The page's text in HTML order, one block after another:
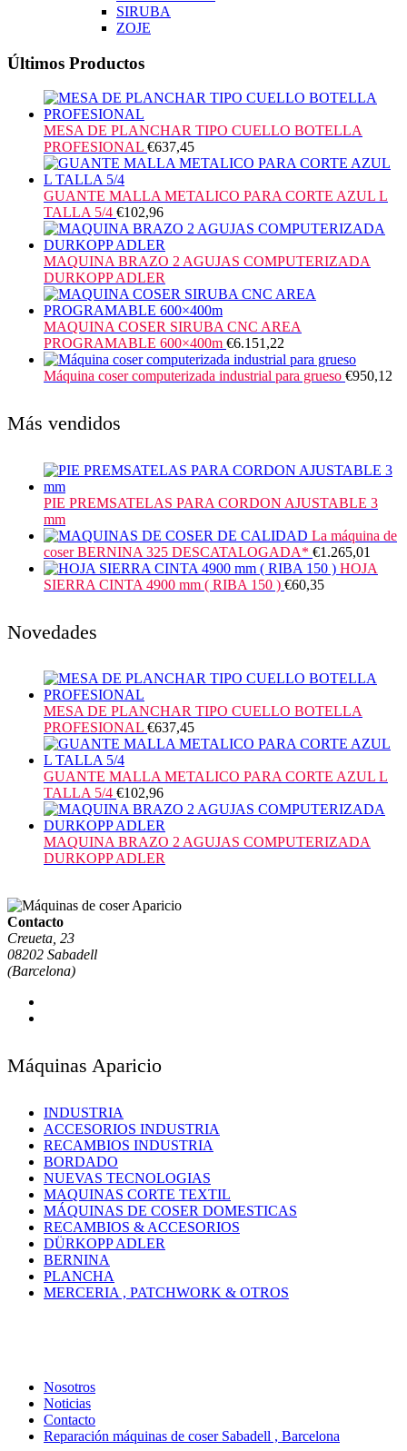
SIRUBA
ZOJE
Últimos Productos
MESA DE PLANCHAR TIPO CUELLO BOTELLA
PROFESIONAL €637,45
GUANTE MALLA METALICO PARA CORTE AZUL L
TALLA 5/4 €102,96
MAQUINA BRAZO 2 AGUJAS COMPUTERIZADA
DURKOPP ADLER
MAQUINA COSER SIRUBA CNC AREA
PROGRAMABLE 600×400m €6.151,22
Máquina coser computerizada industrial para grueso €950,12
Más vendidos
PIE PREMSATELAS PARA CORDON AJUSTABLE 3
mm
La máquina de
coser BERNINA 325 DESCATALOGADA* €1.265,01
HOJA
SIERRA CINTA 4900 mm ( RIBA 150 ) €60,35
Novedades
MESA DE PLANCHAR TIPO CUELLO BOTELLA
PROFESIONAL €637,45
GUANTE MALLA METALICO PARA CORTE AZUL L
TALLA 5/4 €102,96
MAQUINA BRAZO 2 AGUJAS COMPUTERIZADA
DURKOPP ADLER
Contacto
Creueta, 23
08202 Sabadell
(Barcelona)
Máquinas Aparicio
INDUSTRIA
ACCESORIOS INDUSTRIA
RECAMBIOS INDUSTRIA
BORDADO
NUEVAS TECNOLOGIAS
MAQUINAS CORTE TEXTIL
MÁQUINAS DE COSER DOMESTICAS
RECAMBIOS & ACCESORIOS
DÜRKOPP ADLER
BERNINA
PLANCHA
MERCERIA , PATCHWORK & OTROS
Nosotros
Noticias
Contacto
Reparación máquinas de coser Sabadell , Barcelona